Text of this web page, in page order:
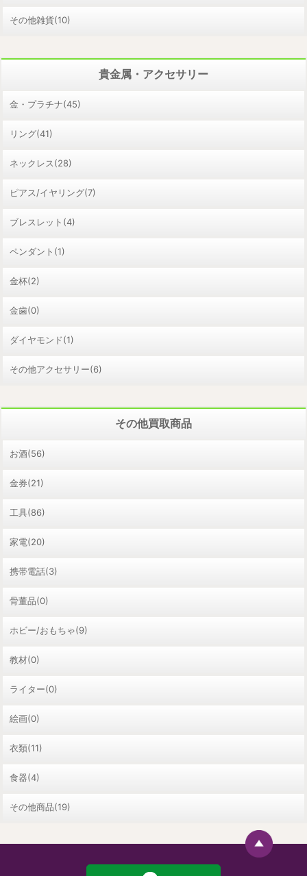
その他雑貨(10)
貴金属・アクセサリー
金・プラチナ(45)
リング(41)
ネックレス(28)
ピアス/イヤリング(7)
ブレスレット(4)
ペンダント(1)
金杯(2)
金歯(0)
ダイヤモンド(1)
その他アクセサリー(6)
その他買取商品
お酒(56)
金券(21)
工具(86)
家電(20)
携帯電話(3)
骨董品(0)
ホビー/おもちゃ(9)
教材(0)
ライター(0)
絵画(0)
衣類(11)
食器(4)
その他商品(19)